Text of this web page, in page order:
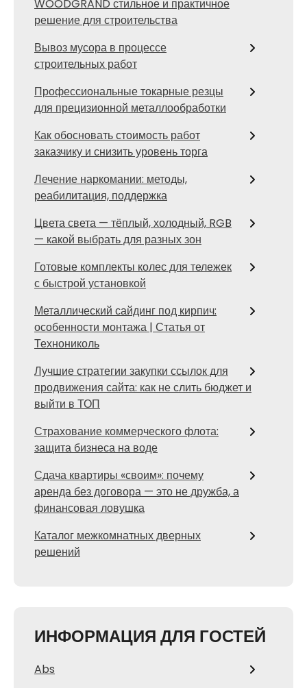
WOODGRAND стильное и практичное
решение для строительства
Вывоз мусора в процессе
строительных работ
Профессиональные токарные резцы
для прецизионной металлообработки
Как обосновать стоимость работ
заказчику и снизить уровень торга
Лечение наркомании: методы,
реабилитация, поддержка
Цвета света — тёплый, холодный, RGB
— какой выбрать для разных зон
Готовые комплекты колес для тележек
с быстрой установкой
Металлический сайдинг под кирпич:
особенности монтажа | Статья от
Технониколь
Лучшие стратегии закупки ссылок для
продвижения сайта: как не слить бюджет и
выйти в ТОП
Страхование коммерческого флота:
защита бизнеса на воде
Сдача квартиры «своим»: почему
аренда без договора — это не дружба, а
финансовая ловушка
Каталог межкомнатных дверных
решений
ИНФОРМАЦИЯ ДЛЯ ГОСТЕЙ
Abs